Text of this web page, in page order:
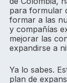
para formular
formar a las
y compañías
mejorar las
expandirse a
Ya lo sabes.
plan de